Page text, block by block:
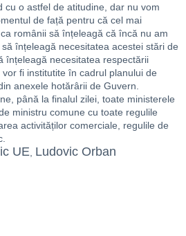
cu o astfel de atitudine, dar nu vom
de față pentru că cel mai
românii să înțeleagă că încă nu am
înțeleagă necesitatea acestei stări de
înțeleagă necesitatea respectării
fi institutite în cadrul planului de
anexele hotărârii de Guvern.
până la finalul zilei, toate ministerele
ministru comune cu toate regulile
activităților comerciale, regulile de
UE Ludovic Orban